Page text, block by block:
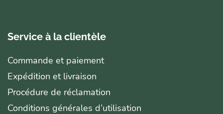
Service à la clientèle
Commande et paiement
Expédition et livraison
Procédure de réclamation
Conditions générales d’utilisation